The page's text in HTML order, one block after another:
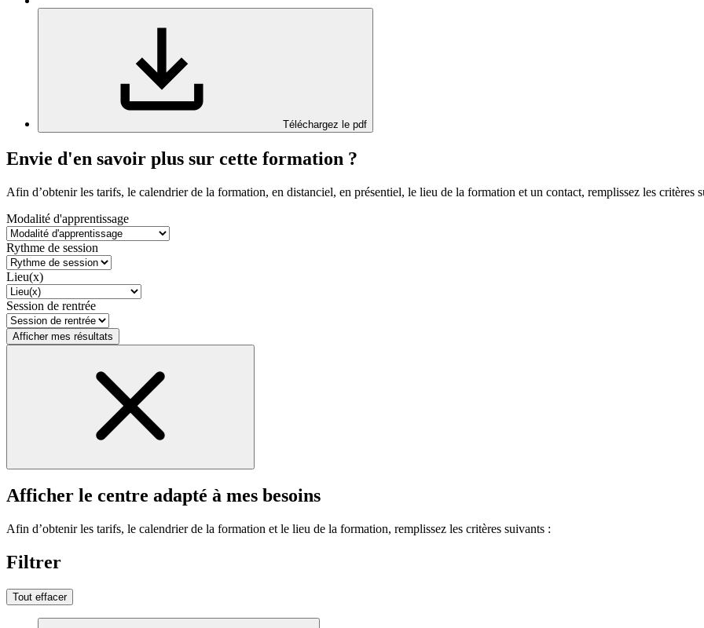
Téléchargez le pdf
Envie d'en savoir plus sur cette formation ?
Afin d’obtenir les tarifs, le calendrier de la formation, en distanciel, en présentiel, le lieu de la formation et un contact, remplissez les critères
Modalité d'apprentissage
Rythme de session
Lieu(x)
Session de rentrée
Afficher mes résultats
Afficher le centre adapté à mes besoins
Afin d’obtenir les tarifs, le calendrier de la formation et le lieu de la formation, remplissez les critères suivants :
Filtrer
Tout effacer